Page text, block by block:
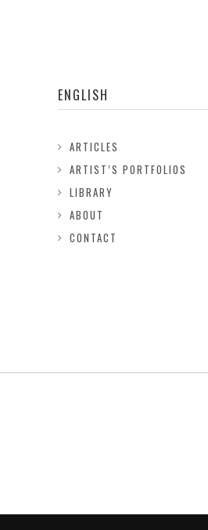
ENGLISH
ARTICLES
ARTIST’S PORTFOLIOS
LIBRARY
ABOUT
CONTACT